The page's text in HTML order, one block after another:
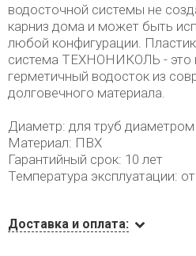
водосточной системы не
карниз дома и может быть
любой конфигурации.
система ТЕХНОНИКОЛЬ - это
герметичный водосток из
долговечного материала.
Диаметр: для труб
Материал: ПВХ
Гарантийный срок: 10 лет
Температура эксплуатации:
Доставка и оплата: